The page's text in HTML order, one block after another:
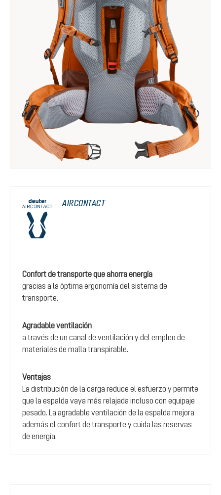
AIRCONTACT
Confort de transporte que ahorra energía
gracias a la óptima ergonomía del sistema de
transporte.
Agradable ventilación
a través de un canal de ventilación y del empleo de
materiales de malla transpirable.
Ventajas
La distribución de la carga reduce el esfuerzo y permite
que la espalda vaya más relajada incluso con equipaje
pesado. La agradable ventilación de la espalda mejora
además el confort de transporte y cuida las reservas
de energía.